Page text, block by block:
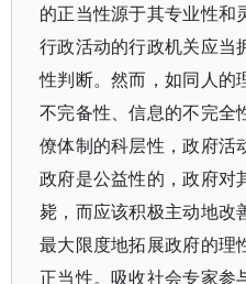
的正当性源于其专业性和
行政活动的行政机关应当
性判断。然而，如同人的
不完备性、信息的不完全
僚体制的科层性，政府活
政府是公益性的，政府对
毙，而应该积极主动地改
最大限度地拓展政府的理
正当性。吸收社会专家参